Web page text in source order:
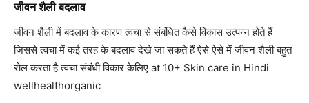
जीवन शैली बदलाव
जीवन शैली में बदलाव के कारण त्वचा से संबंधित कैसे विकास उत्पन्न होते हैं
जिससे त्वचा में कई तरह के बदलाव देखे जा सकते हैं ऐसे ऐसे में जीवन शैली बहुत
रोल करता है त्वचा संबंधी विकार केलिए at 10+ Skin care in Hindi
wellhealthorganic